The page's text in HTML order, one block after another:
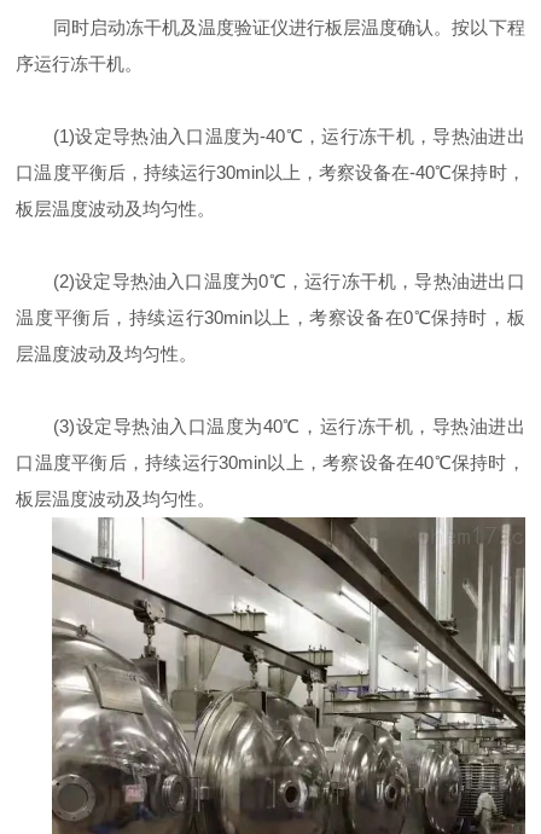
同时启动冻干机及温度验证仪进行板层温度确认。按以下程
序运行冻干机。
(1)设定导热油入口温度为-40℃，运行冻干机，导热油进出
口温度平衡后，持续运行30min以上，考察设备在-40℃保持时，
板层温度波动及均匀性。
(2)设定导热油入口温度为0℃，运行冻干机，导热油进出口
温度平衡后，持续运行30min以上，考察设备在0℃保持时，板
层温度波动及均匀性。
(3)设定导热油入口温度为40℃，运行冻干机，导热油进出
口温度平衡后，持续运行30min以上，考察设备在40℃保持时，
板层温度波动及均匀性。